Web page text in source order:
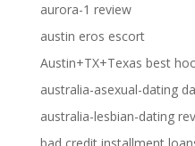
aurora-1 review
austin eros escort
Austin+TX+Texas best
australia-asexual-dating
australia-lesbian-dating